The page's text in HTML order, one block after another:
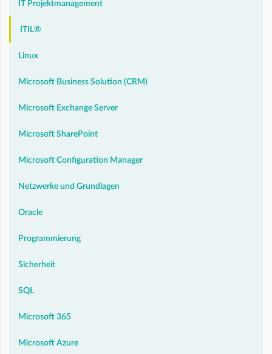
IT Projektmanagement
ITIL®
Linux
Microsoft Business Solution (CRM)
Microsoft Exchange Server
Microsoft SharePoint
Microsoft Configuration Manager
Netzwerke und Grundlagen
Oracle
Programmierung
Sicherheit
SQL
Microsoft 365
Microsoft Azure